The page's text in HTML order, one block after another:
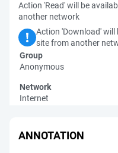
Action 'Read' will be
another network
Action 'Download' will
site from another
Group
Anonymous
Network
Internet
ANNOTATION